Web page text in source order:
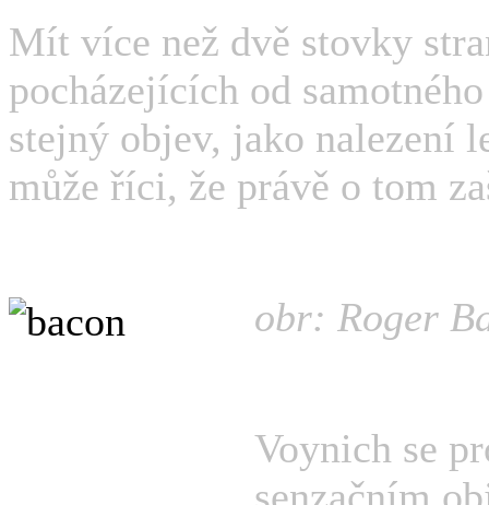
Mít více než dvě stovky
pocházejících od
stejný objev, jako nalezení
může říci, že právě o tom
obr: Roger
Voynich se